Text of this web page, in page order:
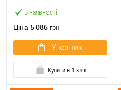
В наявності
чорний із замком та ручкою
Ціна 5 086 грн.
У кошик
Купити в 1 клік